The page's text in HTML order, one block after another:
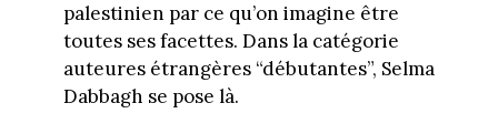
palestinien par ce qu’on imagine être
toutes ses facettes. Dans la catégorie
auteures étrangères “débutantes”, Selma
Dabbagh se pose là.